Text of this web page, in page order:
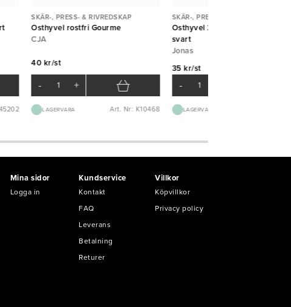
SKÄR-, PRESS- & RIVREDSKAP
Osthyvel rostfri Gourme
CJA
40 kr/st
- +
LAGERVARA Art. Nr: K10468
SKÄR-, PRESS- & RIVREDSKAP
Osthyvel 22cm plasthandtag
svart
Jonas
35 kr/st
-
LAGERVARA
Mina sidor
Logga in
Kundservice
Kontakt
FAQ
Leverans
Betalning
Returer
Villkor
Köpvillkor
Privacy policy